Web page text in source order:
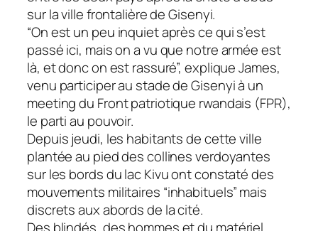
sur la ville frontalière de Gisenyi.
“On est un peu inquiet après ce qui s’est
passé ici, mais on a vu que notre armée est
là, et donc on est rassuré”, explique James,
venu participer au stade de Gisenyi à un
meeting du Front patriotique rwandais (FPR),
le parti au pouvoir.
Depuis jeudi, les habitants de cette ville
plantée au pied des collines verdoyantes
sur les bords du lac Kivu ont constaté des
mouvements militaires “inhabituels” mais
discrets aux abords de la cité.